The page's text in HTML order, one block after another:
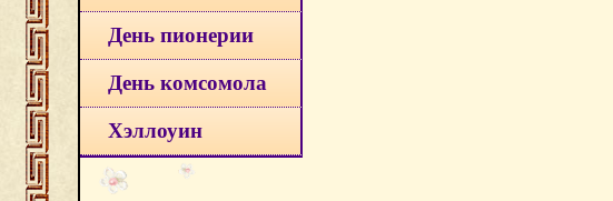
День пионерии
День комсомола
Хэллоуин